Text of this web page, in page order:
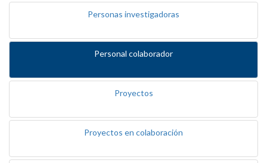
Personas investigadoras
Personal colaborador
Proyectos
Proyectos en colaboración